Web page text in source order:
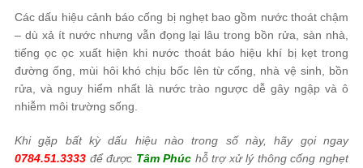
Các dấu hiệu cảnh báo cống bị nghẹt bao gồm nước thoát chậm
– dù xả ít nước nhưng vẫn đọng lại lâu trong bồn rửa, sàn nhà,
tiếng ọc ọc xuất hiện khi nước thoát báo hiệu khí bị kẹt trong
đường ống, mùi hôi khó chịu bốc lên từ cống, nhà vệ sinh, bồn
rửa, và nguy hiểm nhất là nước trào ngược dễ gây ngập và ô
nhiễm môi trường sống.
Khi gặp bất kỳ dấu hiệu nào trong số này, hãy gọi ngay
0784.51.3333 để được Tâm Phúc hỗ trợ xử lý thông cống nghẹt